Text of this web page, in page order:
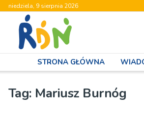
niedziela, 9 sierpnia 2026
STRONA GŁÓWNA
Tag: Mariusz Burnóg